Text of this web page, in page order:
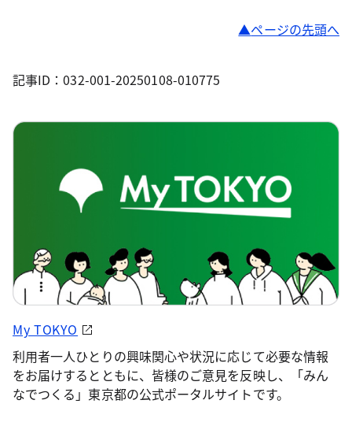
ページの先頭へ
記事ID：032-001-20250108-010775
My TOKYO
利用者一人ひとりの興味関心や状況に応じて必要な情報
をお届けするとともに、皆様のご意見を反映し、「みん
なでつくる」東京都の公式ポータルサイトです。